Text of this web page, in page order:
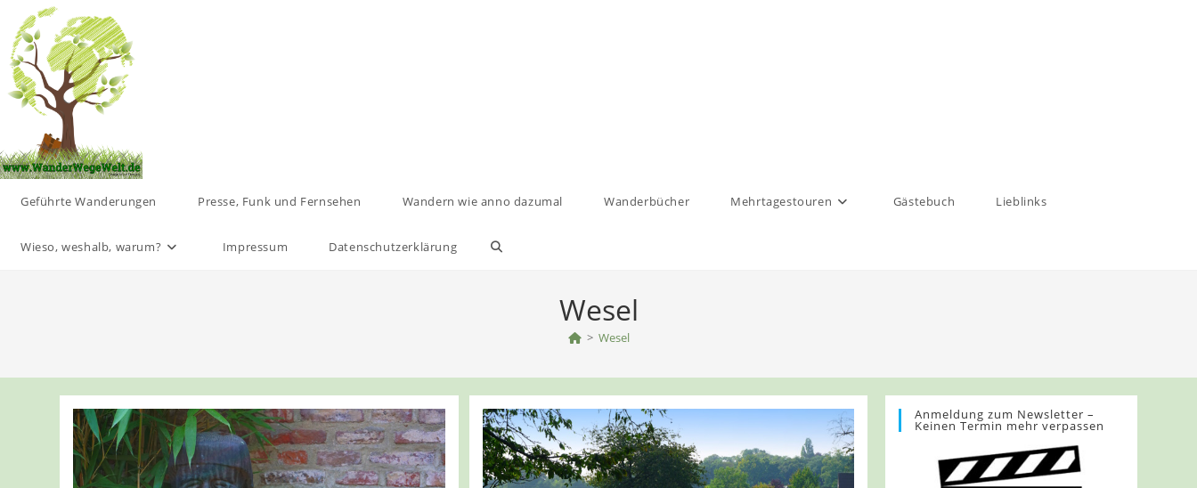
Inhalt
springen
Geführte Wanderungen Presse, Funk und Fernsehen Wandern wie anno dazumal Wanderbücher Mehrtagestouren Gästebuch Lieblinks
Wieso, weshalb, warum? Impressum Datenschutzerklärung Website-
Wesel
> Wesel
Anmeldung zum Newsletter –
Keinen Termin mehr verpassen